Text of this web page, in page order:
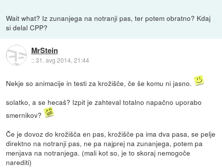
Wait what? Iz zunanjega na notranji pas, ter potem obratno? Kdaj
si delal CPP?
MrStein
::31. avg 2014, 21:44
Nekje so animacije in testi za krožišče, če še komu ni jasno.
solatko, a se hecaš? Izpit je zahteval totalno napačno uporabo
smernikov?
Če je dovoz do krožišča en pas, krožišče pa ima dva pasa, se pelje
direktno na notranji pas, ne pa najprej na zunanjega, potem pa
menjava na notranjega. (mali kot so, je to skoraj nemogoče
narediti)